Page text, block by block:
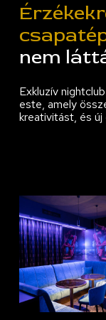
nem
Exkluzív
este, amely
kreativitást, és új